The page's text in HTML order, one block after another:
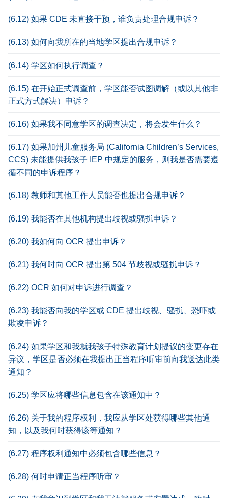
(6.12) 如果 CDE 未直接干预，谁负责处理合规申诉？
(6.13) 如何向我所在的当地学区提出合规申诉？
(6.14) 学区如何执行调查？
(6.15) 在开始正式调查前，学区能否试图调解（或以其他非
正式方式解决）申诉？
(6.16) 如果我不同意学区的调查决定，将会发生什么？
(6.17) 如果加州儿童服务局 (California Children’s Services,
CCS) 未能提供我孩子 IEP 中规定的服务，则我是否需要遵
循不同的申诉程序？
(6.18) 教师和其他工作人员能否也提出合规申诉？
(6.19) 我能否在其他机构提出歧视或骚扰申诉？
(6.20) 我如何向 OCR 提出申诉？
(6.21) 我何时向 OCR 提出第 504 节歧视或骚扰申诉？
(6.22) OCR 如何对申诉进行调查？
(6.23) 我能否向我的学区或 CDE 提出歧视、骚扰、恐吓或
欺凌申诉？
(6.24) 如果学区和我就我孩子特殊教育计划提议的变更存在
异议，学区是否必须在我提出正当程序听审前向我送达此类
通知？
(6.25) 学区应将哪些信息包含在该通知中？
(6.26) 关于我的程序权利，我应从学区处获得哪些其他通
知，以及我何时获得该等通知？
(6.27) 程序权利通知中必须包含哪些信息？
(6.28) 何时申请正当程序听审？